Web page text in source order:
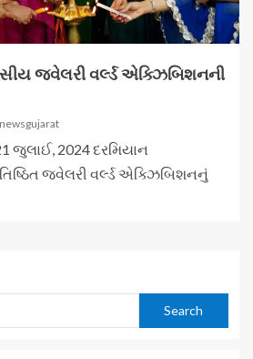
જ્વેલરી વર્લ્ડ એક્ઝિબિશનની
જુલાઈ, 2024 દરમિયાન
જ્વેલરી વર્લ્ડ એક્ઝિબિશનનું
Search